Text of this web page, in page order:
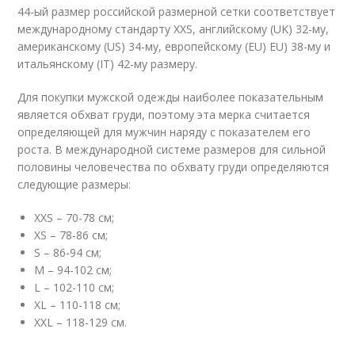
44-ый размер российской размерной сетки соответствует
международному стандарту XXS, английскому (UK) 32-му,
американскому (US) 34-му, европейскому (EU) EU) 38-му и
итальянскому (IT) 42-му размеру.
Для покупки мужской одежды наиболее показательным
является обхват груди, поэтому эта мерка считается
определяющей для мужчин наряду с показателем его
роста. В международной системе размеров для сильной
половины человечества по обхвату груди определяются
следующие размеры:
XXS – 70-78 см;
XS – 78-86 см;
S – 86-94 см;
M – 94-102 см;
L – 102-110 см;
XL – 110-118 см;
XXL – 118-129 см.